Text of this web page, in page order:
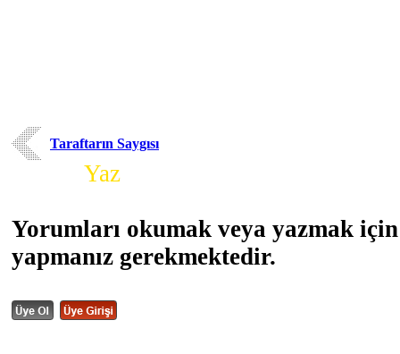
Taraftarın Saygısı
Yaz
Yorumları okumak veya yazmak
yapmanız gerekmektedir.